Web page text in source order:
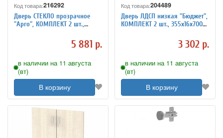
Код товара:216292
Дверь СТЕКЛО прозрачное
"Арго", КОМПЛЕКТ 2 шт.,
5 881 р.
в наличии на 11 августа
(вт)
В корзину
Код товара:204489
Дверь ЛДСП низкая "Бюджет",
КОМПЛЕКТ 2 шт., 355х16х700
3 302 р.
в наличии на 11 августа
(вт)
В корзину